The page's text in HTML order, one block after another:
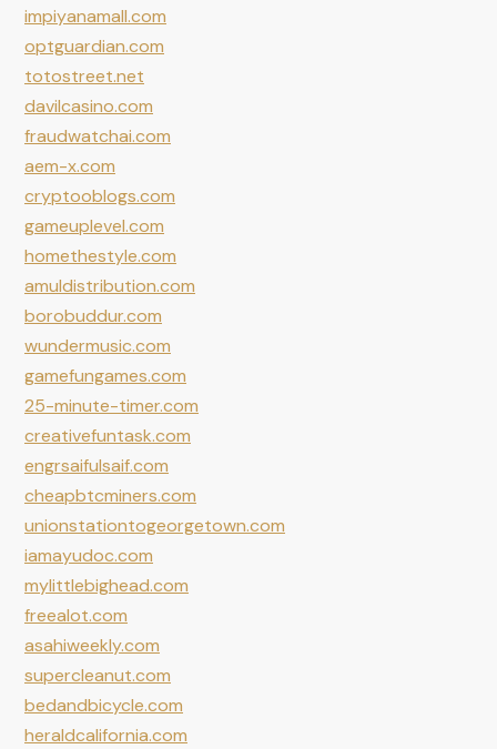
impiyanamall.com
optguardian.com
totostreet.net
davilcasino.com
fraudwatchai.com
aem-x.com
cryptooblogs.com
gameuplevel.com
homethestyle.com
amuldistribution.com
borobuddur.com
wundermusic.com
gamefungames.com
25-minute-timer.com
creativefuntask.com
engrsaifulsaif.com
cheapbtcminers.com
unionstationtogeorgetown.com
iamayudoc.com
mylittlebighead.com
freealot.com
asahiweekly.com
supercleanut.com
bedandbicycle.com
heraldcalifornia.com